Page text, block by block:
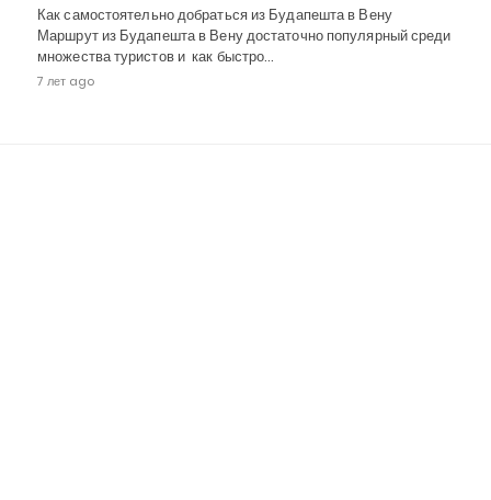
Как самостоятельно добраться из Будапешта в Вену
Маршрут из Будапешта в Вену достаточно популярный среди
множества туристов и как быстро…
7 лет ago